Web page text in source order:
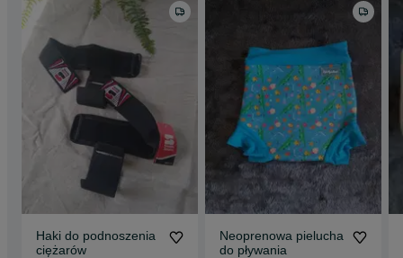
Haki do podnoszenia
ciężarów
Neoprenowa pielucha
do pływania